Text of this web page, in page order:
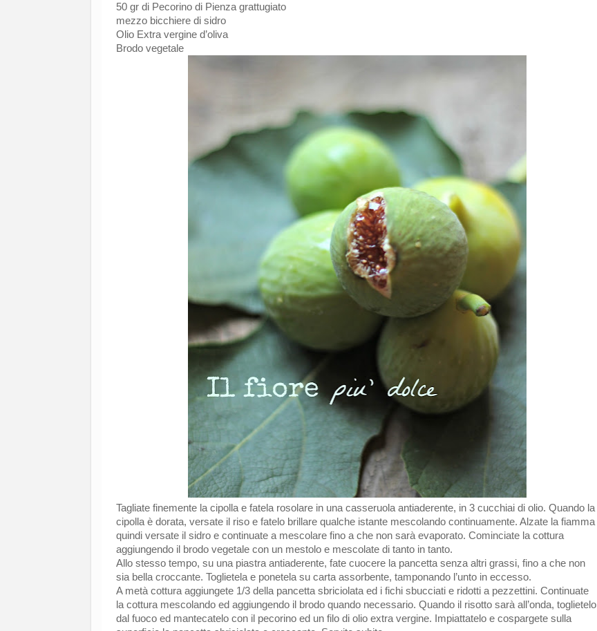
50 gr di Pecorino di Pienza grattugiato
mezzo bicchiere di sidro
Olio Extra vergine d’oliva
Brodo vegetale
Tagliate finemente la cipolla e fatela rosolare in una casseruola antiaderente, in 3 cucchiai di olio. Quando la
cipolla è dorata, versate il riso e fatelo brillare qualche istante mescolando continuamente. Alzate la fiamma
quindi versate il sidro e continuate a mescolare fino a che non sarà evaporato. Cominciate la cottura
aggiungendo il brodo vegetale con un mestolo e mescolate di tanto in tanto.
Allo stesso tempo, su una piastra antiaderente, fate cuocere la pancetta senza altri grassi, fino a che non
sia bella croccante. Toglietela e ponetela su carta assorbente, tamponando l’unto in eccesso.
A metà cottura aggiungete 1/3 della pancetta sbriciolata ed i fichi sbucciati e ridotti a pezzettini. Continuate
la cottura mescolando ed aggiungendo il brodo quando necessario. Quando il risotto sarà all’onda, toglietelo
dal fuoco ed mantecatelo con il pecorino ed un filo di olio extra vergine. Impiattatelo e cospargete sulla